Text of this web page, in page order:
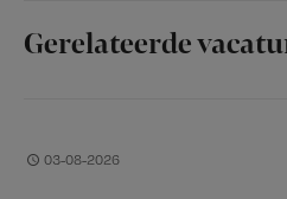
Gerelateerde
03-08-2026